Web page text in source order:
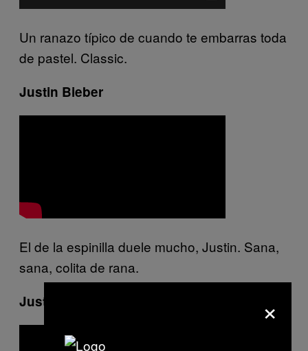
Un ranazo típico de cuando te embarras toda
de pastel. Classic.
Justin Bieber
El de la espinilla duele mucho, Justin. Sana,
sana, colita de rana.
Justin Timberlake
×